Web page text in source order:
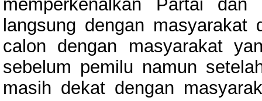
memperkenalkan Partai
langsung dengan masyarakat
calon dengan masyarakat
sebelum pemilu namun
masih dekat dengan